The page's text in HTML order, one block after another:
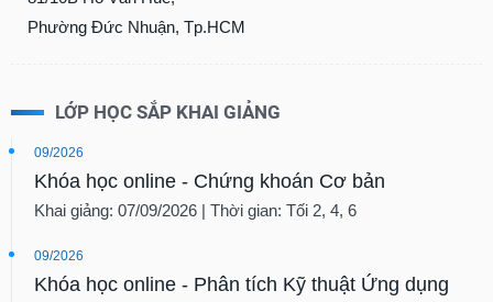
Phường Đức Nhuận, Tp.HCM
LỚP HỌC SẮP KHAI GIẢNG
09/2026
Khóa học online - Chứng khoán Cơ bản
Khai giảng: 07/09/2026 | Thời gian: Tối 2, 4, 6
09/2026
Khóa học online - Phân tích Kỹ thuật Ứng dụng